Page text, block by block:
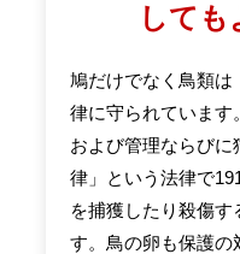
しても
鳩だけでなく鳥類は
律に守られています
および管理ならび
律」という法律で
を捕獲したり殺傷す
す。鳥の卵も保護の